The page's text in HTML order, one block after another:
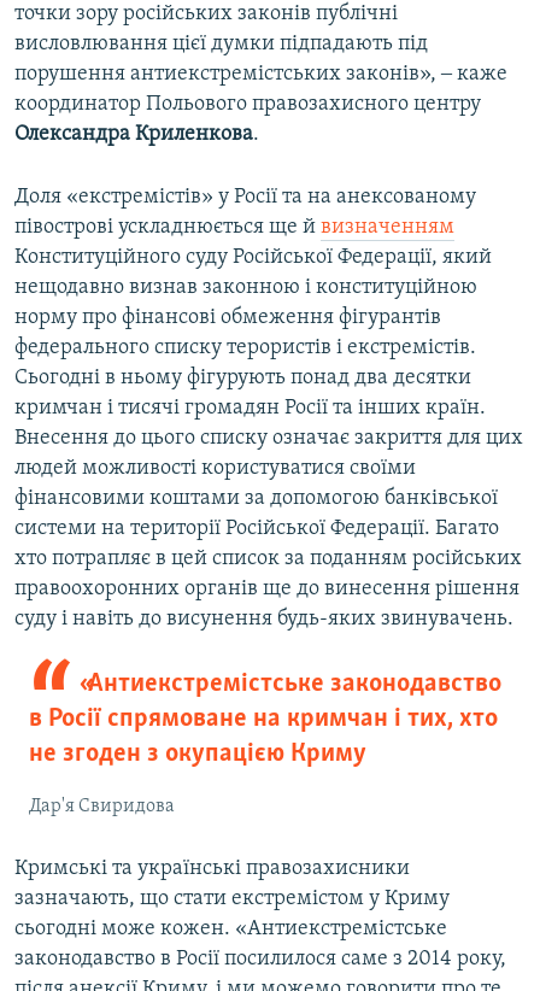
точки зору російських законів публічні
висловлювання цієї думки підпадають під
порушення антиекстремістських законів», ‒ каже
координатор Польового правозахисного центру
Олександра Криленкова.
Доля «екстремістів» у Росії та на анексованому
півострові ускладнюється ще й визначенням
Конституційного суду Російської Федерації, який
нещодавно визнав законною і конституційною
норму про фінансові обмеження фігурантів
федерального списку терористів і екстремістів.
Сьогодні в ньому фігурують понад два десятки
кримчан і тисячі громадян Росії та інших країн.
Внесення до цього списку означає закриття для цих
людей можливості користуватися своїми
фінансовими коштами за допомогою банківської
системи на території Російської Федерації. Багато
хто потрапляє в цей список за поданням російських
правоохоронних органів ще до винесення рішення
суду і навіть до висунення будь-яких звинувачень.
«Антиекстремістське законодавство
в Росії спрямоване на кримчан і тих, хто
не згоден з окупацією Криму
Дар'я Свиридова
Кримські та українські правозахисники
зазначають, що стати екстремістом у Криму
сьогодні може кожен. «Антиекстремістське
законодавство в Росії посилилося саме з 2014 року,